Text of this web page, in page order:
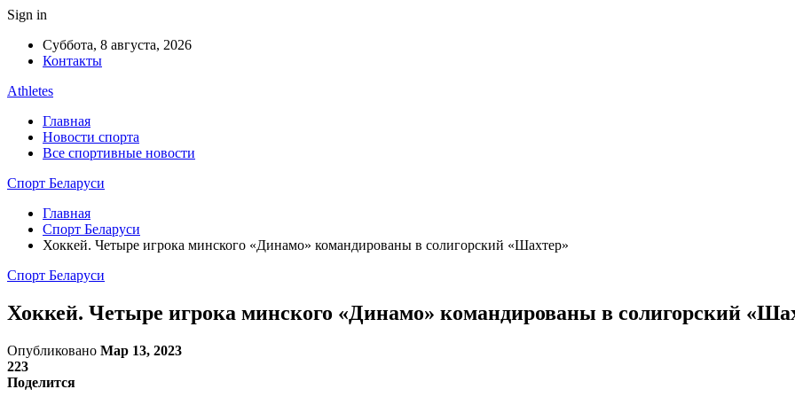
Sign in
Суббота, 8 августа, 2026
Контакты
Athletes
Главная
Новости спорта
Все спортивные новости
Спорт Беларуси
Главная
Спорт Беларуси
Хоккей. Четыре игрока минского «Динамо» командированы в солигорский «Шахтер»
Спорт Беларуси
Хоккей. Четыре игрока минского «Динамо» командированы в солигорский
Опубликовано Мар 13, 2023
223
Поделится